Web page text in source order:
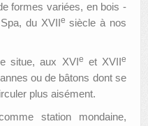
formes variées, en bois -
du XVIIe siècle à nos
situe, aux XVIe et XVIIe
ou de bâtons dont se
plus aisément.
station mondaine,